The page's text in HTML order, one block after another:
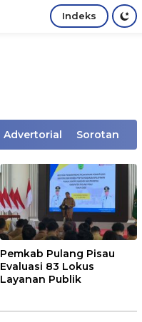
Indeks
Advertorial Sorotan
Pemkab Pulang Pisau
Evaluasi 83 Lokus
Layanan Publik